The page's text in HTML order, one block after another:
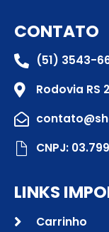
CONTATO
(51) 3543-
Rodovia RS
CNPJ:
LINKS
Carrinho